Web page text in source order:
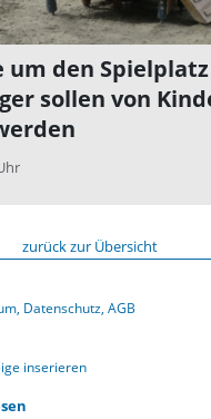
um den
sollen von
zurück zur Übersicht
Datenschutz AGB
inserieren